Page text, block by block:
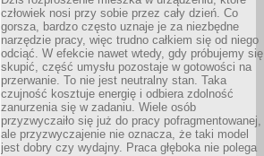
człowiek nosi przy sobie przez cały dzień. Co
gorsza, bardzo często uznaje je za niezbędne
narzędzie pracy, więc trudno całkiem się od niego
odciąć. W efekcie nawet wtedy, gdy próbujemy się
skupić, część umysłu pozostaje w gotowości na
przerwanie. To nie jest neutralny stan. Taka
czujność kosztuje energię i odbiera zdolność
zanurzenia się w zadaniu. Wiele osób
przyzwyczaiło się już do pracy pofragmentowanej,
ale przyzwyczajenie nie oznacza, że taki model
jest dobry czy wydajny. Praca głęboka nie polega